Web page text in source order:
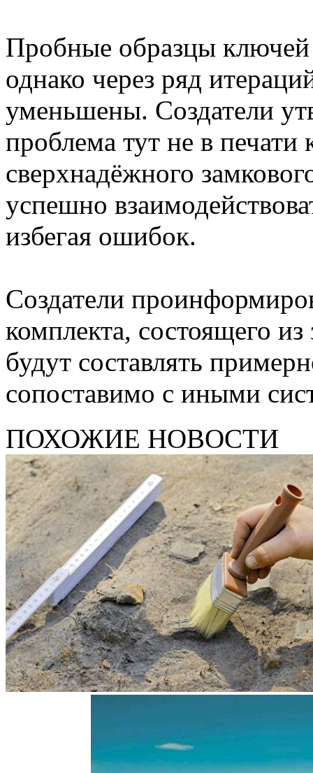
Пробные образцы
однако через ряд
уменьшены. Создатели
проблема тут не в печати
сверхнадёжного
успешно
избегая ошибок.
Создатели
комплекта, состоящего
будут составлять
сопоставимо с иными
ПОХОЖИЕ НОВОСТИ